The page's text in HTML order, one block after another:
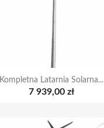
Kompletna Latarnia Solarna...
7 939,00 zł